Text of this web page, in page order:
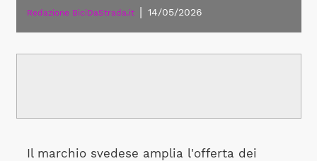
Redazione BiciDaStrada.it 14/05/2026
Il marchio svedese amplia l'offerta dei